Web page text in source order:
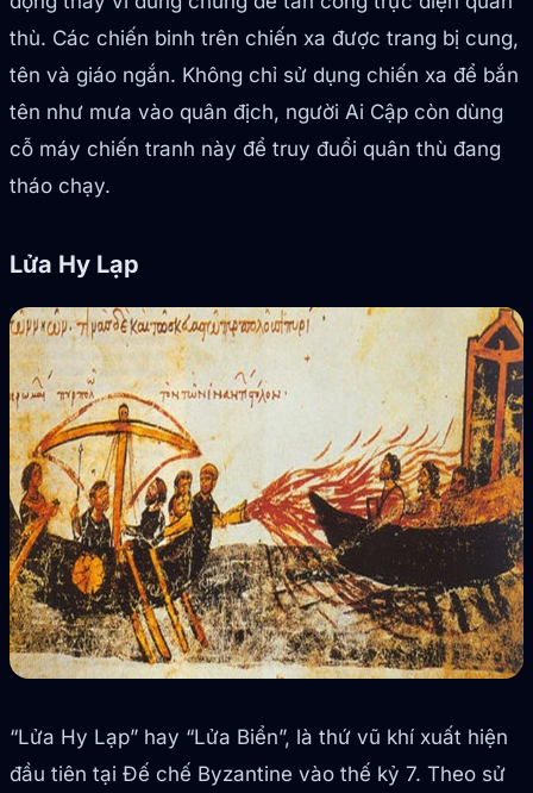
thù. Các chiến binh trên chiến xa được trang bị cung,
tên và giáo ngắn. Không chỉ sử dụng chiến xa để bắn
tên như mưa vào quân địch, người Ai Cập còn dùng
cỗ máy chiến tranh này để truy đuổi quân thù đang
tháo chạy.
Lửa Hy Lạp
“Lửa Hy Lạp” hay “Lửa Biển”, là thứ vũ khí xuất hiện
đầu tiên tại Đế chế Byzantine vào thế kỷ 7. Theo sử